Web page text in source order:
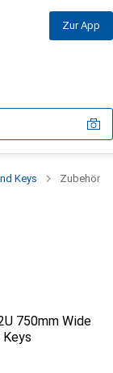
Zur App
Keys Zubehör
750mm Wide